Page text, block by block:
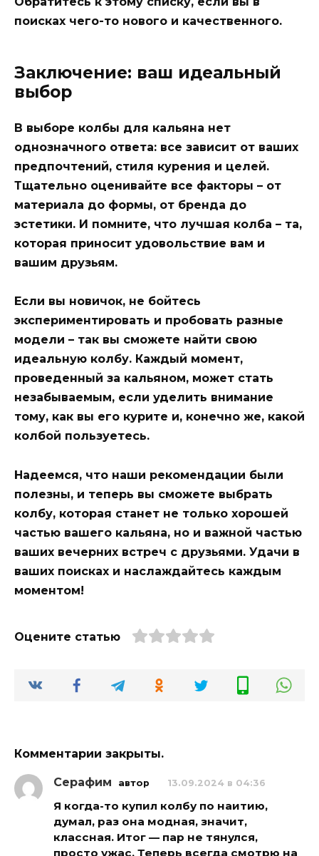
поисках чего-то нового и качественного.
Заключение: ваш идеальный
выбор
В выборе колбы для кальяна нет
однозначного ответа: все зависит от ваших
предпочтений, стиля курения и целей.
Тщательно оценивайте все факторы – от
материала до формы, от бренда до
эстетики. И помните, что лучшая колба – та,
которая приносит удовольствие вам и
вашим друзьям.
Если вы новичок, не бойтесь
экспериментировать и пробовать разные
модели – так вы сможете найти свою
идеальную колбу. Каждый момент,
проведенный за кальяном, может стать
незабываемым, если уделить внимание
тому, как вы его курите и, конечно же, какой
колбой пользуетесь.
Надеемся, что наши рекомендации были
полезны, и теперь вы сможете выбрать
колбу, которая станет не только хорошей
частью вашего кальяна, но и важной частью
ваших вечерних встреч с друзьями. Удачи в
ваших поисках и наслаждайтесь каждым
моментом!
Оцените статью
Комментарии закрыты.
Серафим автор 13.09.2024 в 04:36
Я когда-то купил колбу по наитию,
думал, раз она модная, значит,
классная. Итог — пар не тянулся,
просто ужас. Теперь всегда смотрю на